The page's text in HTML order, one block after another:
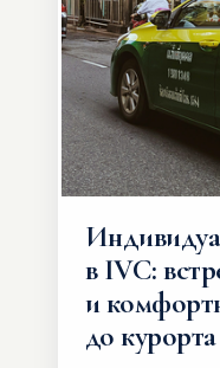
в IVC:
и
до курорта